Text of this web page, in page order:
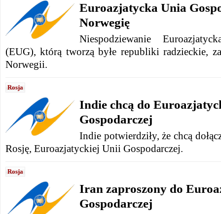
Euroazjatycka Unia
Norwegię
Niespodziewanie
(EUG), którą tworzą byłe republiki radzieckie,
Norwegii.
Rosja
Indie chcą do
Gospodarczej
Indie potwierdziły, że chcą
Rosję, Euroazjatyckiej Unii Gospodarczej.
Rosja
Iran zaproszony do
Gospodarczej